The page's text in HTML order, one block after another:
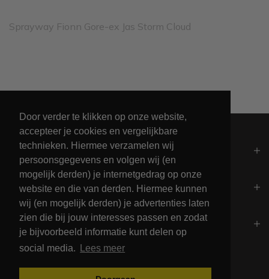
Door verder te klikken op onze website,
accepteer je cookies en vergelijkbare
technieken. Hiermee verzamelen wij
persoonsgegevens en volgen wij (en
mogelijk derden) je internetgedrag op onze
website en die van derden. Hiermee kunnen
wij (en mogelijk derden) je advertenties laten
zien die bij jouw interesses passen en zodat
je bijvoorbeeld informatie kunt delen op
social media.
Lees meer
Sprayway Fionn Gore-ex Jas Storm Cloud
Algemeen
Contact
Openingstijden